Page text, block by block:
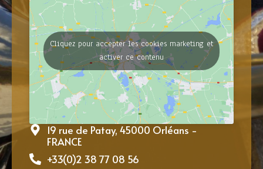
Cliquez pour accepter les cookies marketing et
activer ce contenu
19 rue de Patay, 45000 Orléans -
FRANCE
+33(0)2 38 77 08 56